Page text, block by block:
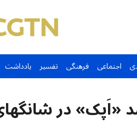
اجتماعی فرهنگی تفسیر یادداشت
در